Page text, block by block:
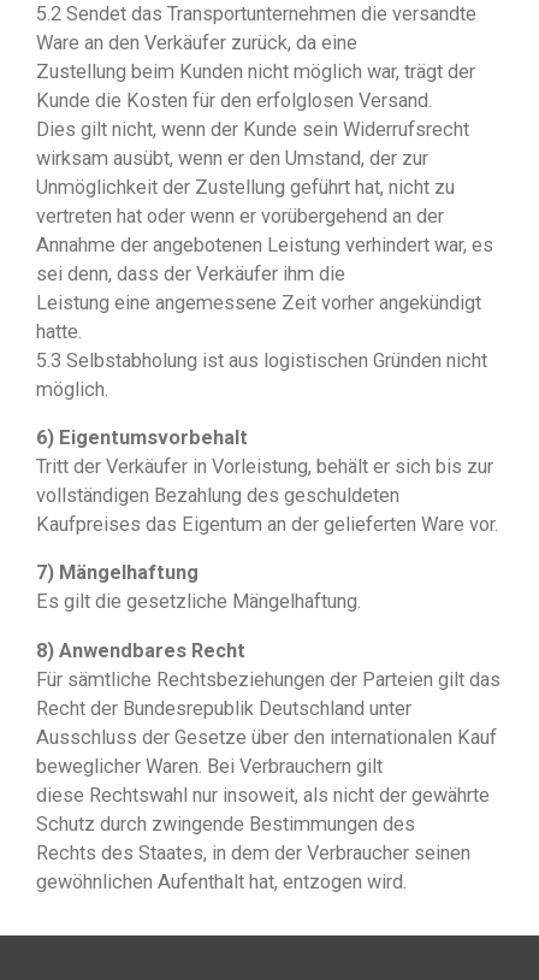
5.2 Sendet das Transportunternehmen die versandte
Ware an den Verkäufer zurück, da eine
Zustellung beim Kunden nicht möglich war, trägt der
Kunde die Kosten für den erfolglosen Versand.
Dies gilt nicht, wenn der Kunde sein Widerrufsrecht
wirksam ausübt, wenn er den Umstand, der zur
Unmöglichkeit der Zustellung geführt hat, nicht zu
vertreten hat oder wenn er vorübergehend an der
Annahme der angebotenen Leistung verhindert war, es
sei denn, dass der Verkäufer ihm die
Leistung eine angemessene Zeit vorher angekündigt
hatte.
5.3 Selbstabholung ist aus logistischen Gründen nicht
möglich.
6) Eigentumsvorbehalt
Tritt der Verkäufer in Vorleistung, behält er sich bis zur
vollständigen Bezahlung des geschuldeten
Kaufpreises das Eigentum an der gelieferten Ware vor.
7) Mängelhaftung
Es gilt die gesetzliche Mängelhaftung.
8) Anwendbares Recht
Für sämtliche Rechtsbeziehungen der Parteien gilt das
Recht der Bundesrepublik Deutschland unter
Ausschluss der Gesetze über den internationalen Kauf
beweglicher Waren. Bei Verbrauchern gilt
diese Rechtswahl nur insoweit, als nicht der gewährte
Schutz durch zwingende Bestimmungen des
Rechts des Staates, in dem der Verbraucher seinen
gewöhnlichen Aufenthalt hat, entzogen wird.